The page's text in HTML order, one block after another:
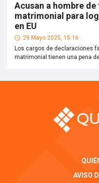
Acusan a hombre
matrimonial para
en EU
29 Mayo 2025, 15:16
Los cargos de declaraciones
matrimonial tienen una pena
AVISO